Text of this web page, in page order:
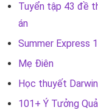
Tuyển tập 43 đề
án
Summer Express
Mẹ Điên
Học thuyết
101+ Ý Tưởng